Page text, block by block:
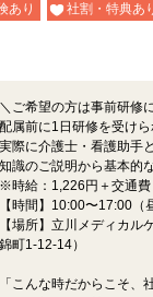
あり 社割・特典あ
＼ご希望の方は事前研修
配属前に1日研修を受けら
実際に介護士・看護助手
知識のご説明から基本的
※時給：1,226円＋交通費
【時間】10:00〜17:00（
【場所】立川メディカル
錦町1-12-14）
「こんな時だからこそ、